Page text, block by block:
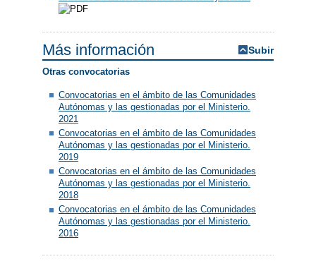
Más información Subir
Otras convocatorias
Convocatorias en el ámbito de las Comunidades
Autónomas y las gestionadas por el Ministerio.
2021
Convocatorias en el ámbito de las Comunidades
Autónomas y las gestionadas por el Ministerio.
2019
Convocatorias en el ámbito de las Comunidades
Autónomas y las gestionadas por el Ministerio.
2018
Convocatorias en el ámbito de las Comunidades
Autónomas y las gestionadas por el Ministerio.
2016